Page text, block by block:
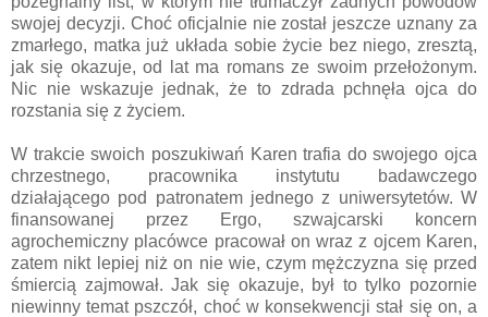
swojej decyzji. Choć oficjalnie nie został jeszcze uznany za
zmarłego, matka już układa sobie życie bez niego, zresztą,
jak się okazuje, od lat ma romans ze swoim przełożonym.
Nic nie wskazuje jednak, że to zdrada pchnęła ojca do
rozstania się z życiem.
W trakcie swoich poszukiwań Karen trafia do swojego ojca
chrzestnego, pracownika instytutu badawczego
działającego pod patronatem jednego z uniwersytetów. W
finansowanej przez Ergo, szwajcarski koncern
agrochemiczny placówce pracował on wraz z ojcem Karen,
zatem nikt lepiej niż on nie wie, czym mężczyzna się przed
śmiercią zajmował. Jak się okazuje, był to tylko pozornie
niewinny temat pszczół, choć w konsekwencji stał się on, a